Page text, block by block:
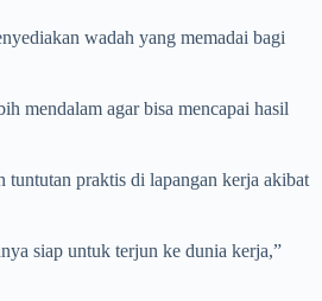
wadah yang memadai bagi
mendalam agar bisa mencapai hasil
tuntutan praktis di lapangan kerja akibat
siap untuk terjun ke dunia kerja,”